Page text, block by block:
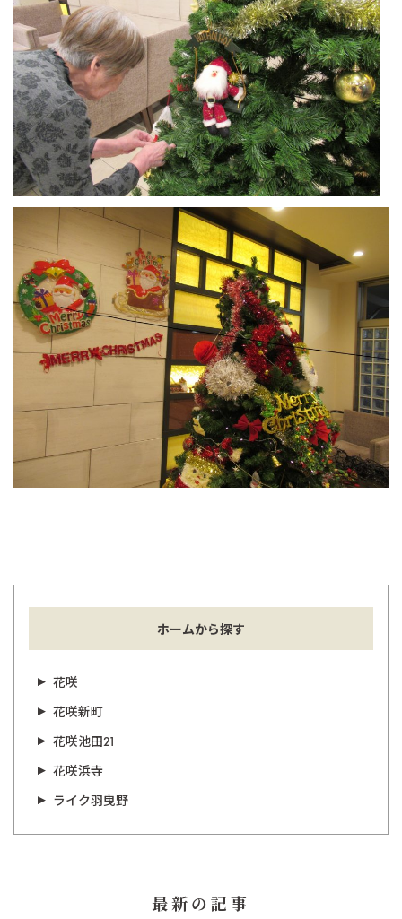
ホームから探す
花咲
花咲新町
花咲池田21
花咲浜寺
ライク羽曳野
最新の記事